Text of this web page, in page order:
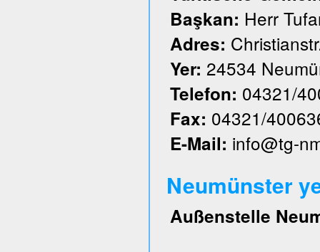
Başkan: Herr
Adres:
Yer: 24534
Telefon: 04321/
Fax: 04321/
E-Mail: info@tg-
Neumünster
Außenstelle